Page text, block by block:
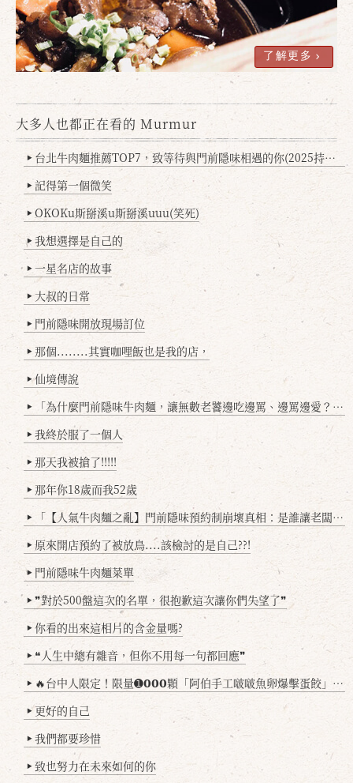
了解更多
大多人也都正在看的 Murmur
▶ 台北牛肉麵推薦TOP7，致等待與門前隱味相遇的你(2025持續更新
▶ 記得第一個微笑
▶ OKOKu斯掰溪u斯掰溪uuu(笑死)
▶ 我想選擇是自己的
▶ 一星名店的故事
▶ 大叔的日常
▶ 門前隱味開放現場訂位
▶ 那個........其實咖哩飯也是我的店，
▶ 仙境傳說
▶ 「為什麼門前隱味牛肉麵，讓無數老饕邊吃邊罵、邊罵邊愛？小辣雞揭密！」
▶ 我終於服了一個人
▶ 那天我被搶了!!!!!
▶ 那年你18歲而我52歲
▶ 「【人氣牛肉麵之亂】門前隱味預約制崩壞真相：是誰讓老闆心灰意冷？」
▶ 原來開店預約了被放鳥....該檢討的是自己??!
▶ 門前隱味牛肉麵菜單
▶ ❞對於500盤這次的名單，很抱歉這次讓你們失望了❞
▶ 你看的出來這相片的含金量嗎?
▶ ❝人生中總有雜音，但你不用每一句都回應❞
▶ 🔥台中人限定！限量➊𝟬𝟬𝟬顆「阿伯手工啵啵魚卵爆擊蛋餃」台北已被搶爆2萬顆，最後名額門前隱味只留給你！🥟💥
▶ 更好的自己
▶ 我們都要珍惜
▶ 致也努力在未來如何的你